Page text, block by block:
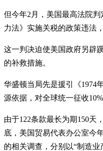
但今年2月，美国最高法院
力法》实施关税的政策违法
这一判决迫使美国政府另辟
的补救措施。
华盛顿当局先是援引《1974
源依据，对全球统一征收10%
由于122条款最长为期150天
底，美国贸易代表办公室今
的相关调查，分别以“制造